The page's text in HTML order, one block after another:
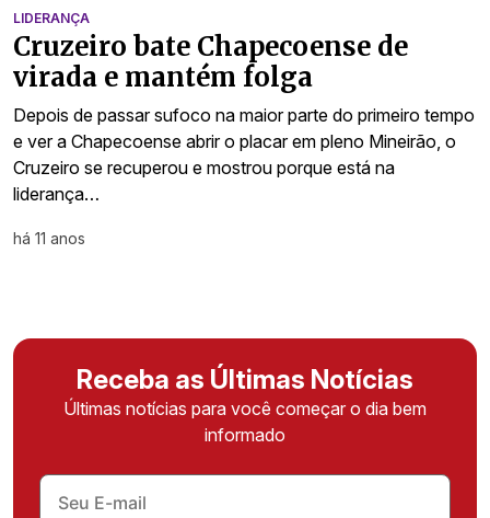
LIDERANÇA
Cruzeiro bate Chapecoense de
virada e mantém folga
Depois de passar sufoco na maior parte do primeiro tempo
e ver a Chapecoense abrir o placar em pleno Mineirão, o
Cruzeiro se recuperou e mostrou porque está na
liderança…
há 11 anos
Receba as Últimas Notícias
Últimas notícias para você começar o dia bem
informado